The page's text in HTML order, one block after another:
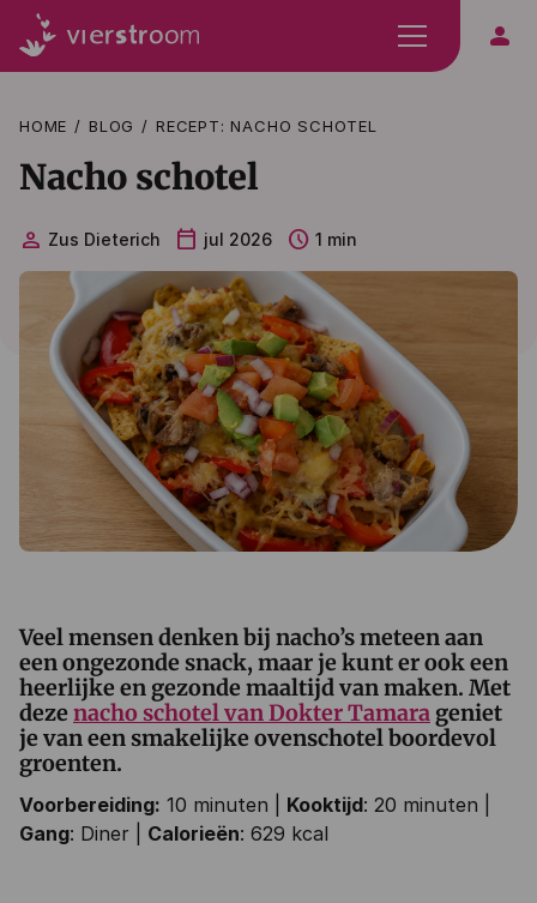
person
HOME BLOG RECEPT: NACHO SCHOTEL
Nacho schotel
person Zus Dieterich calendar_today jul 2026 schedule 1 min
Veel mensen denken bij nacho’s meteen aan
een ongezonde snack, maar je kunt er ook een
heerlijke en gezonde maaltijd van maken. Met
deze nacho schotel van Dokter Tamara geniet
je van een smakelijke ovenschotel boordevol
groenten.
Voorbereiding: 10 minuten | Kooktijd: 20 minuten |
Gang: Diner | Calorieën: 629 kcal